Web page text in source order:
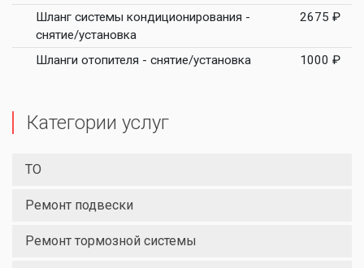
Шланг системы кондиционирования -
снятие/установка
2675 ₽
Шланги отопителя - снятие/установка 1000 ₽
Категории услуг
ТО
Ремонт подвески
Ремонт тормозной системы